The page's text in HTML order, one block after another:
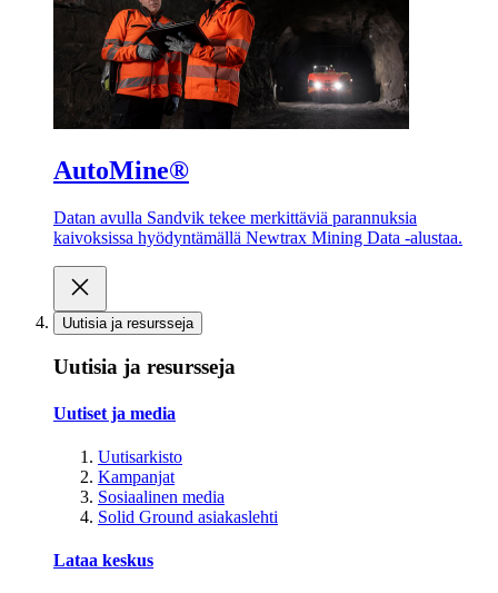
AutoMine®
Datan avulla Sandvik tekee merkittäviä parannuksia
kaivoksissa hyödyntämällä Newtrax Mining Data -alustaa.
Uutisia ja resursseja
Uutisia ja resursseja
Uutiset ja media
Uutisarkisto
Kampanjat
Sosiaalinen media
Solid Ground asiakaslehti
Lataa keskus